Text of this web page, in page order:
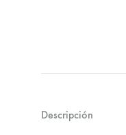
Descripción